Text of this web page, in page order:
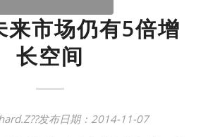
来市场仍有5倍增
长空间
??发布日期： 2014-11-07